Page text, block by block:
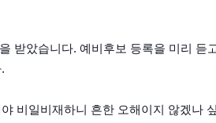
받았습니다. 예비후보 등록을 미리 듣
비일비재하니 흔한 오해이지 않겠나